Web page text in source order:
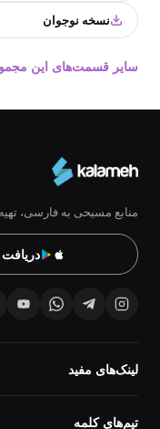
نسخه نوجوان
سایر قسمت‌های این
منابع مسیحی به فارسی،
لینک‌های مفید
تیم‌های کلمه